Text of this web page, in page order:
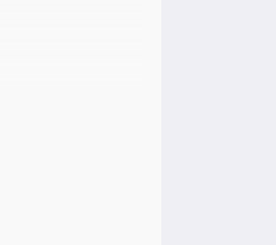
コンテンツを